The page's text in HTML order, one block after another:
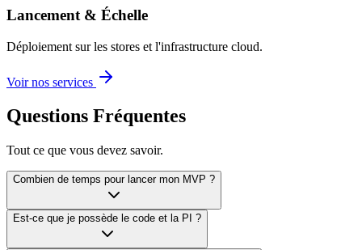
Lancement & Échelle
Déploiement sur les stores et l'infrastructure cloud.
Voir nos services
Questions Fréquentes
Tout ce que vous devez savoir.
Combien de temps pour lancer mon MVP ?
Est-ce que je possède le code et la PI ?